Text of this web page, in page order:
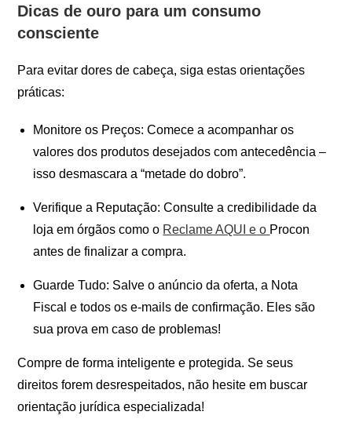
Dicas de ouro para um consumo
consciente
Para evitar dores de cabeça, siga estas orientações
práticas:
Monitore os Preços: Comece a acompanhar os
valores dos produtos desejados com antecedência –
isso desmascara a “metade do dobro”.
Verifique a Reputação: Consulte a credibilidade da
loja em órgãos como o Reclame AQUI e o Procon
antes de finalizar a compra.
Guarde Tudo: Salve o anúncio da oferta, a Nota
Fiscal e todos os e-mails de confirmação. Eles são
sua prova em caso de problemas!
Compre de forma inteligente e protegida. Se seus
direitos forem desrespeitados, não hesite em buscar
orientação jurídica especializada!